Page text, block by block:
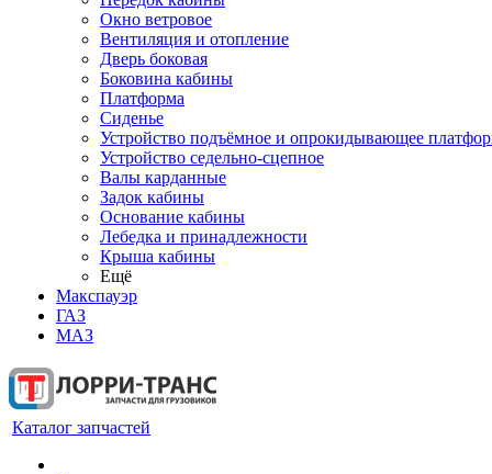
Окно ветровое
Вентиляция и отопление
Дверь боковая
Боковина кабины
Платформа
Сиденье
Устройство подъёмное и опрокидывающее
Устройство седельно-сцепное
Валы карданные
Задок кабины
Основание кабины
Лебедка и принадлежности
Крыша кабины
Ещё
Макспауэр
ГАЗ
МАЗ
Каталог запчастей